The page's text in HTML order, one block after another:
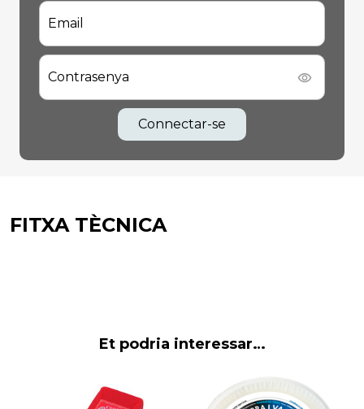
Email
Contrasenya
Connectar-se
FITXA TÈCNICA
Et podria interessar…